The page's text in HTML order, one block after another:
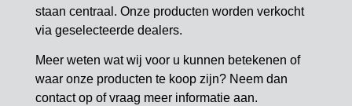
staan centraal. Onze producten worden verkocht
via geselecteerde dealers.
Meer weten wat wij voor u kunnen betekenen of
waar onze producten te koop zijn? Neem dan
contact op of vraag meer informatie aan.